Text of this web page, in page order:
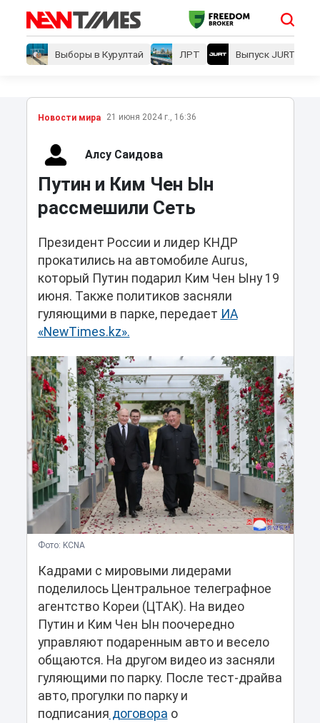
Выборы в Курултай ЛРТ Выпуск JURT
Новости мира 21 июня 2024 г., 16:36
Алсу Саидова
Путин и Ким Чен Ын
рассмешили Сеть
Президент России и лидер КНДР
прокатились на автомобиле Aurus,
который Путин подарил Ким Чен Ыну 19
июня. Также политиков засняли
гуляющими в парке, передает ИА
«NewTimes.kz».
Фото: KCNA
Кадрами с мировыми лидерами
поделилось Центральное телеграфное
агентство Кореи (ЦТАК). На видео
Путин и Ким Чен Ын поочередно
управляют подаренным авто и весело
общаются. На другом видео из засняли
гуляющими по парку. После тест-драйва
авто, прогулки по парку и
подписания договора о